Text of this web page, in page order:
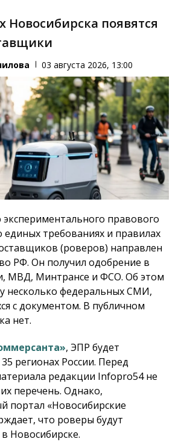
Новосибирска появятся
03 августа 2026, 13:00
правового
требованиях и правилах
(роверов) направлен
РФ. Он получил одобрение в
МВД, Минтрансе и ФСО. Об этом
несколько федеральных СМИ,
с документом. В публичном
нет.
, ЭПР будет
регионах России. Перед
редакции Infopro54 не
перечень. Однако,
портал «Новосибирские
что роверы будут
Новосибирске.